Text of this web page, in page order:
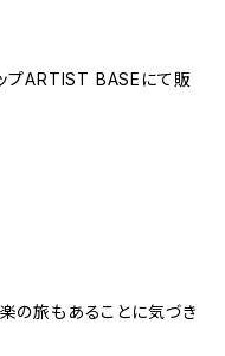
プARTIST BASEにて販
の旅もあることに気づき